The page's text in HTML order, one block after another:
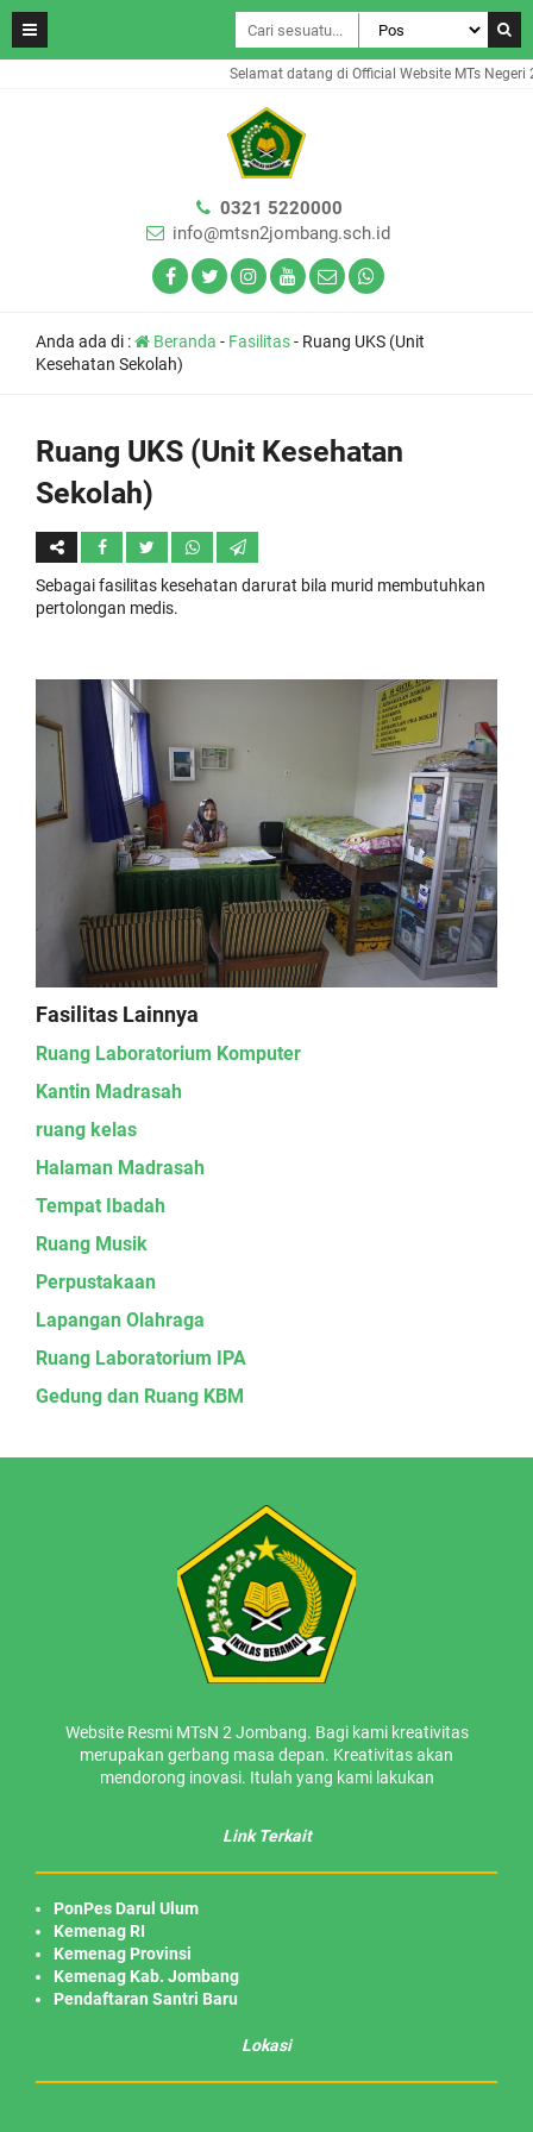
Selamat datang di Official Website MTs Negeri
0321 5220000
info@mtsn2jombang.sch.id
Anda ada di : Beranda - Fasilitas- Ruang UKS (Unit
Kesehatan Sekolah)
Ruang UKS (Unit Kesehatan
Sekolah)
Sebagai fasilitas kesehatan darurat bila murid membutuhkan
pertolongan medis.
Fasilitas Lainnya
Ruang Laboratorium Komputer
Kantin Madrasah
ruang kelas
Halaman Madrasah
Tempat Ibadah
Ruang Musik
Perpustakaan
Lapangan Olahraga
Ruang Laboratorium IPA
Gedung dan Ruang KBM
Website Resmi MTsN 2 Jombang. Bagi kami kreativitas
merupakan gerbang masa depan. Kreativitas akan
mendorong inovasi. Itulah yang kami lakukan
Link Terkait
PonPes Darul Ulum
Kemenag RI
Kemenag Provinsi
Kemenag Kab. Jombang
Pendaftaran Santri Baru
Lokasi